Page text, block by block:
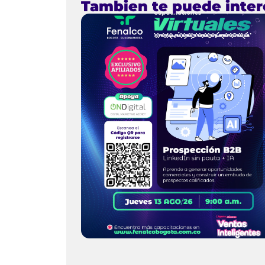
Tambien te puede